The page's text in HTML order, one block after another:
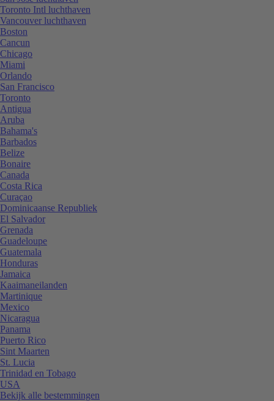
Toronto Intl luchthaven
Vancouver luchthaven
Boston
Cancun
Chicago
Miami
Orlando
San Francisco
Toronto
Antigua
Aruba
Bahama's
Barbados
Belize
Bonaire
Canada
Costa Rica
Curaçao
Dominicaanse Republiek
El Salvador
Grenada
Guadeloupe
Guatemala
Honduras
Jamaica
Kaaimaneilanden
Martinique
Mexico
Nicaragua
Panama
Puerto Rico
Sint Maarten
St. Lucia
Trinidad en Tobago
USA
Bekijk alle bestemmingen